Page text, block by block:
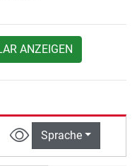
ANZEIGEN
Sprache